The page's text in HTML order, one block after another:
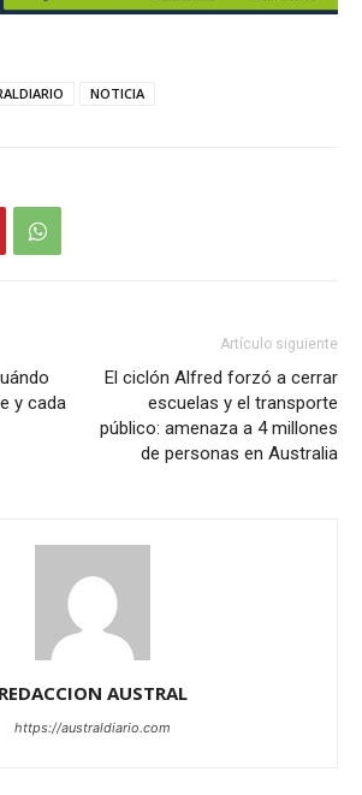
NOTICIA
y cada
Artículo siguiente
El ciclón Alfred forzó a cerrar
escuelas y el transporte
público: amenaza a 4 millones
de personas en Australia
REDACCION AUSTRAL
https://australdiario.com